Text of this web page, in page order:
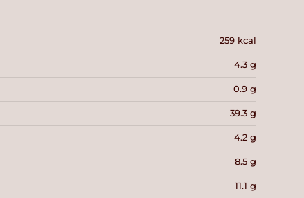
259 kcal
4.3 g
0.9 g
39.3 g
4.2 g
8.5 g
11.1 g